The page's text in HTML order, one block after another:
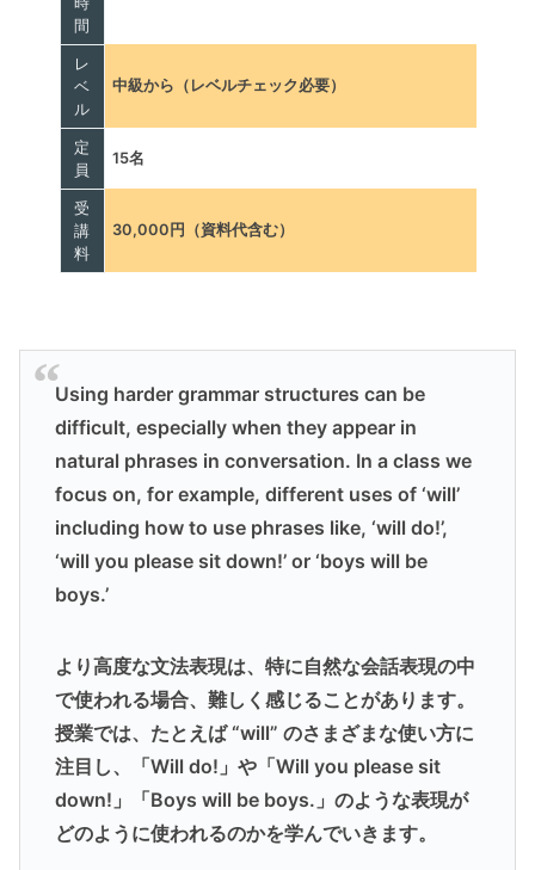
間
レ
ベ
ル
中級から（レベルチェック必要）
定
員
15名
受
講
料
30,000円（資料代含む）
Using harder grammar structures can be
difficult, especially when they appear in
natural phrases in conversation. In a class we
focus on, for example, different uses of ‘will’
including how to use phrases like, ‘will do!’,
‘will you please sit down!’ or ‘boys will be
boys.’
より高度な文法表現は、特に自然な会話表現の中
で使われる場合、難しく感じることがあります。
授業では、たとえば “will” のさまざまな使い方に
注目し、「Will do!」や「Will you please sit
down!」「Boys will be boys.」のような表現が
どのように使われるのかを学んでいきます。